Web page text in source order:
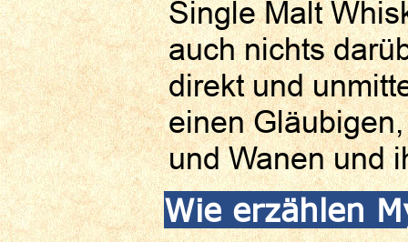
Single Malt
auch nichts
direkt und
einen
und Wanen und
Wie erzählen